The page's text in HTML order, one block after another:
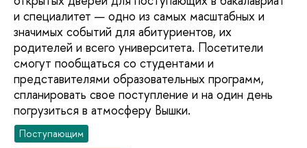
и специалитет — одно из самых масштабных и
значимых событий для абитуриентов, их
родителей и всего университета. Посетители
смогут пообщаться со студентами и
представителями образовательных программ,
спланировать свое поступление и на один день
погрузиться в атмосферу Вышки.
Поступающим